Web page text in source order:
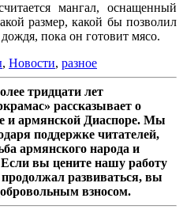
мангал, оснащенный
размер, какой бы позволил
пока он готовит мясо.
, Новости, разное
тридцати лет
рассказывает о
и армянской Диаспоре. Мы
поддержке читателей,
армянского народа и
вы цените нашу работу
развиваться, вы
взносом.